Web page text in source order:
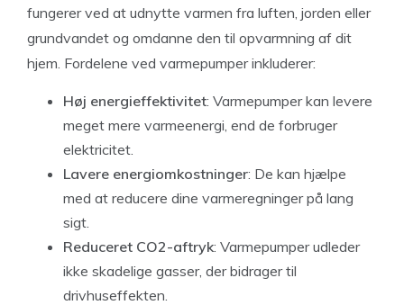
fungerer ved at udnytte varmen fra luften, jorden eller
grundvandet og omdanne den til opvarmning af dit
hjem. Fordelene ved varmepumper inkluderer:
Høj energieffektivitet: Varmepumper kan levere
meget mere varmeenergi, end de forbruger
elektricitet.
Lavere energiomkostninger: De kan hjælpe
med at reducere dine varmeregninger på lang
sigt.
Reduceret CO2-aftryk: Varmepumper udleder
ikke skadelige gasser, der bidrager til
drivhuseffekten.